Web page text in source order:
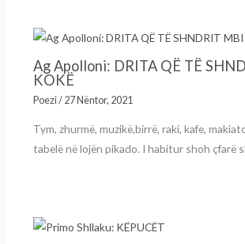
Ag Apolloni: DRITA QË TË
KOKË
Poezi/27 Nëntor, 2021
Tym, zhurmë, muzikë,birrë, raki, kafe,
tabelë në lojën pikado. I habitur shoh çfarë